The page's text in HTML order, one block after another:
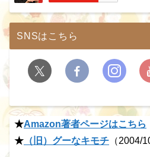
SNSはこちら
★Amazon著者ページはこちら
★ （旧）グーなキモチ （2004/